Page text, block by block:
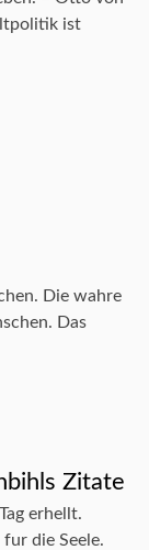
ist
Die wahre
Das
Zitate
erhellt.
die Seele.